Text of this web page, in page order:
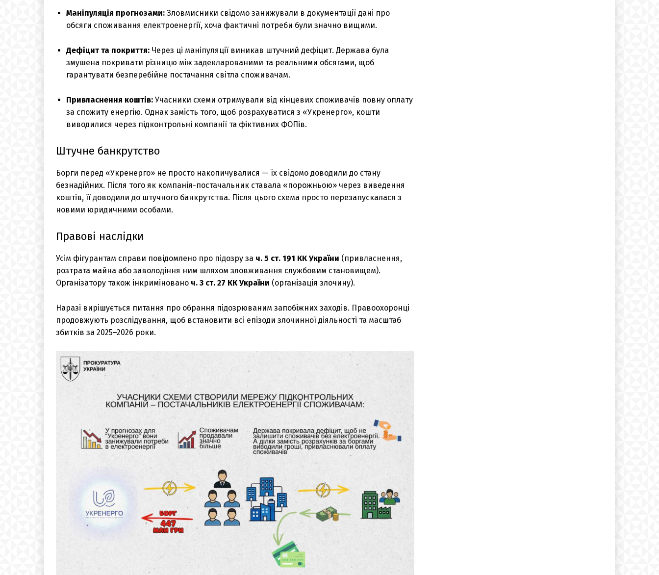
Маніпуляція прогнозами: Зловмисники свідомо занижували в документації дані про
обсяги споживання електроенергії, хоча фактичні потреби були значно вищими.
Дефіцит та покриття: Через ці маніпуляції виникав штучний дефіцит. Держава була
змушена покривати різницю між задекларованими та реальними обсягами, щоб
гарантувати безперебійне постачання світла споживачам.
Привласнення коштів: Учасники схеми отримували від кінцевих споживачів повну оплату
за спожиту енергію. Однак замість того, щоб розрахуватися з «Укренерго», кошти
виводилися через підконтрольні компанії та фіктивних ФОПів.
Штучне банкрутство
Борги перед «Укренерго» не просто накопичувалися — їх свідомо доводили до стану
безнадійних. Після того як компанія-постачальник ставала «порожньою» через виведення
коштів, її доводили до штучного банкрутства. Після цього схема просто перезапускалася з
новими юридичними особами.
Правові наслідки
Усім фігурантам справи повідомлено про підозру за ч. 5 ст. 191 КК України (привласнення,
розтрата майна або заволодіння ним шляхом зловживання службовим становищем).
Організатору також інкриміновано ч. 3 ст. 27 КК України (організація злочину).
Наразі вирішується питання про обрання підозрюваним запобіжних заходів. Правоохоронці
продовжують розслідування, щоб встановити всі епізоди злочинної діяльності та масштаб
збитків за 2025–2026 роки.